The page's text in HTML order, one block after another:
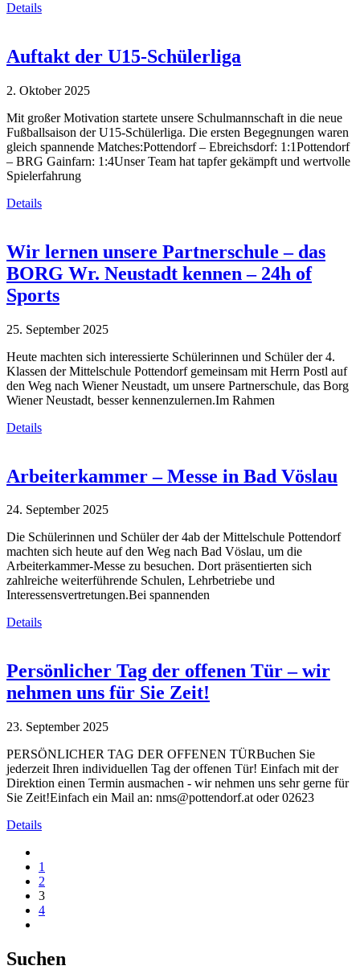
Details
Auftakt der U15-Schülerliga
2. Oktober 2025
Mit großer Motivation startete unsere Schulmannschaft in die neue
Fußballsaison der U15-Schülerliga. Die ersten Begegnungen waren
gleich spannende Matches:Pottendorf – Ebreichsdorf: 1:1Pottendorf
– BRG Gainfarn: 1:4Unser Team hat tapfer gekämpft und wertvolle
Spielerfahrung
Details
Wir lernen unsere Partnerschule – das
BORG Wr. Neustadt kennen – 24h of
Sports
25. September 2025
Heute machten sich interessierte Schülerinnen und Schüler der 4.
Klassen der Mittelschule Pottendorf gemeinsam mit Herrn Postl auf
den Weg nach Wiener Neustadt, um unsere Partnerschule, das Borg
Wiener Neustadt, besser kennenzulernen.Im Rahmen
Details
Arbeiterkammer – Messe in Bad Vöslau
24. September 2025
Die Schülerinnen und Schüler der 4ab der Mittelschule Pottendorf
machten sich heute auf den Weg nach Bad Vöslau, um die
Arbeiterkammer-Messe zu besuchen. Dort präsentierten sich
zahlreiche weiterführende Schulen, Lehrbetriebe und
Interessensvertretungen.Bei spannenden
Details
Persönlicher Tag der offenen Tür – wir
nehmen uns für Sie Zeit!
23. September 2025
PERSÖNLICHER TAG DER OFFENEN TÜRBuchen Sie
jederzeit Ihren individuellen Tag der offenen Tür! Einfach mit der
Direktion einen Termin ausmachen - wir nehmen uns sehr gerne für
Sie Zeit!Einfach ein Mail an: nms@pottendorf.at oder 02623
Details
1
2
3
4
Suchen